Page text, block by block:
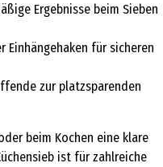
Ergebnisse beim Sieben
für sicheren
zur platzsparenden
beim Kochen eine klare
ist für zahlreiche